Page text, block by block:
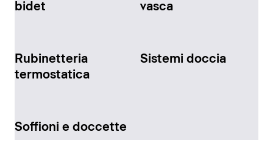
bidet
vasca
Rubinetteria
termostatica
Sistemi doccia
Soffioni e doccette